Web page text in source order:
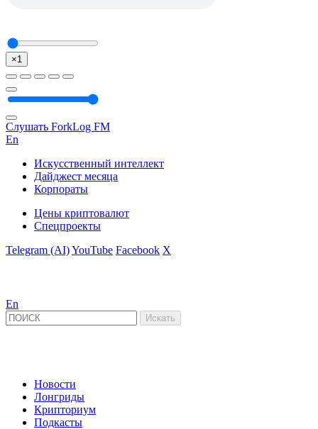
×1
Слушать ForkLog FM
En
Искусственный интеллект
Дайджест месяца
Корпораты
Цены криптовалют
Спецпроекты
Telegram (AI)YouTube Facebook X
En
Новости
Лонгриды
Крипториум
Подкасты